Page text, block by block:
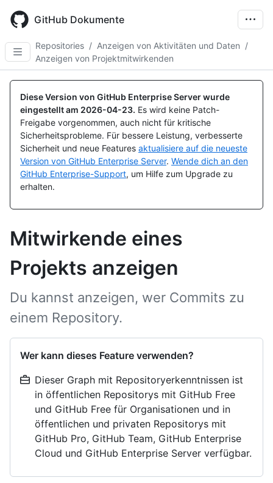
main
content
GitHub Dokumente
Repositories / Anzeigen von Aktivitäten und Daten /
Anzeigen von Projektmitwirkenden
Diese Version von GitHub Enterprise Server wurde
eingestellt am 2026-04-23. Es wird keine Patch-
Freigabe vorgenommen, auch nicht für kritische
Sicherheitsprobleme. Für bessere Leistung, verbesserte
Sicherheit und neue Features aktualisiere auf die neueste
Version von GitHub Enterprise Server. Wende dich an den
GitHub Enterprise-Support, um Hilfe zum Upgrade zu
erhalten.
Mitwirkende eines
Projekts anzeigen
Du kannst anzeigen, wer Commits zu
einem Repository.
Wer kann dieses Feature verwenden?
Dieser Graph mit Repositoryerkenntnissen ist
in öffentlichen Repositorys mit GitHub Free
und GitHub Free für Organisationen und in
öffentlichen und privaten Repositorys mit
GitHub Pro, GitHub Team, GitHub Enterprise
Cloud und GitHub Enterprise Server verfügbar.